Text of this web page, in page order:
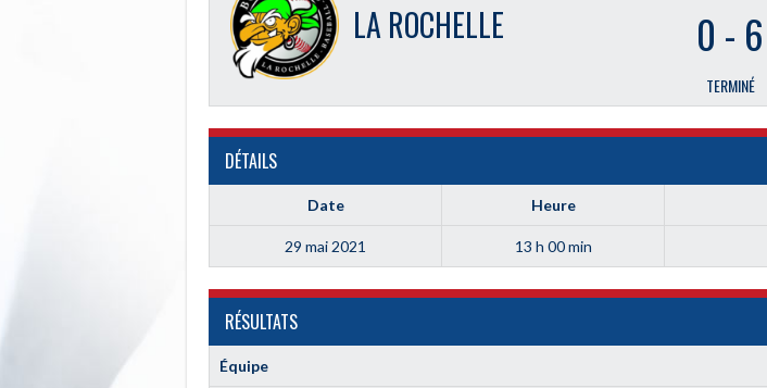
LA ROCHELLE 0 - 6
TERMINÉ
DÉTAILS
Date Heure
29 mai 2021 13 h 00 min
RÉSULTATS
Équipe